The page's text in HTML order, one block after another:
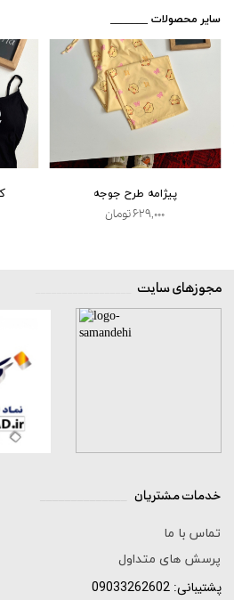
★★★★★
پیژامه طرح جوجه
۶۲۹,۰۰۰ تومان
​_______ سایر محصولات
تماس با ما
پرسش های متداول
پشتیبانی: 09033262602
مجوزهای سایت
خدمات مشتریان